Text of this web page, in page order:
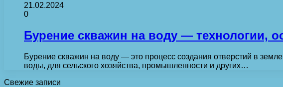
21.02.2024
0
Бурение скважин на воду — технологии,
Бурение скважин на воду — это процесс создания отверстий в
воды, для сельского хозяйства, промышленности и других…
Свежие записи